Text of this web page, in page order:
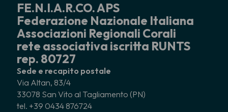
FE.N.I.A.R.CO. APS
Federazione Nazionale Italiana
Associazioni Regionali Corali
rete associativa iscritta RUNTS
rep. 80727
Sede e recapito postale
Via Altan, 83/4
33078 San Vito al Tagliamento (PN)
tel. +39 0434 876724